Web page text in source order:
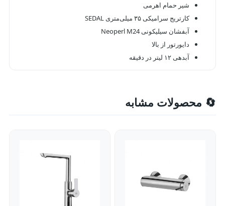
شیر حمام اهرمی
کارتریج سرامیکی ۳۵ میلی‌متری SEDAL
آبفشان سیلیکونی Neoperl M24
دایورتور از بالا
آبدهی ۱۲ لیتر در دقیقه
🔄 محصولات مشابه